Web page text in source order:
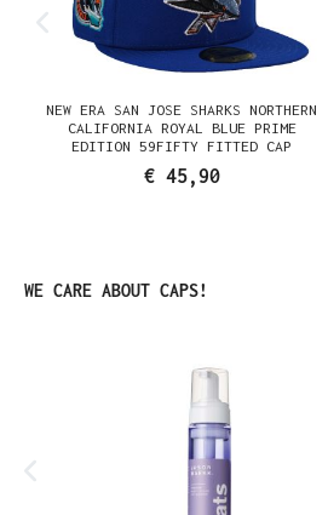
NEW ERA SAN JOSE SHARKS NORTHERN
CALIFORNIA ROYAL BLUE PRIME
EDITION 59FIFTY FITTED CAP
€ 45,90
Produktgalerie überspringen
WE CARE ABOUT CAPS!